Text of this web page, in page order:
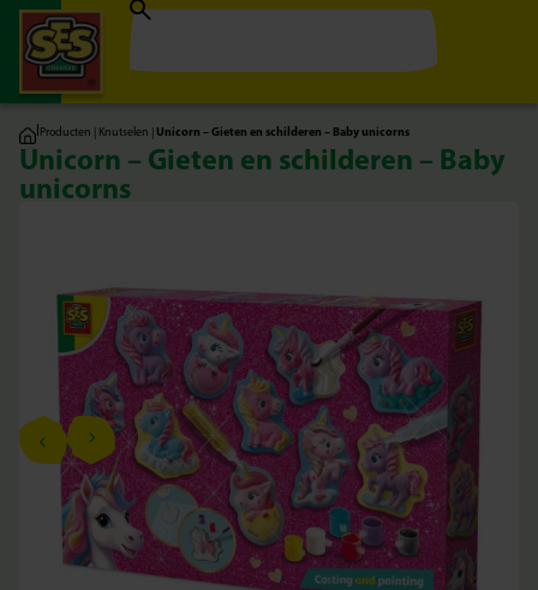
|Producten | Knutselen | Unicorn – Gieten en schilderen – Baby unicorns
Unicorn – Gieten en schilderen – Baby
unicorns